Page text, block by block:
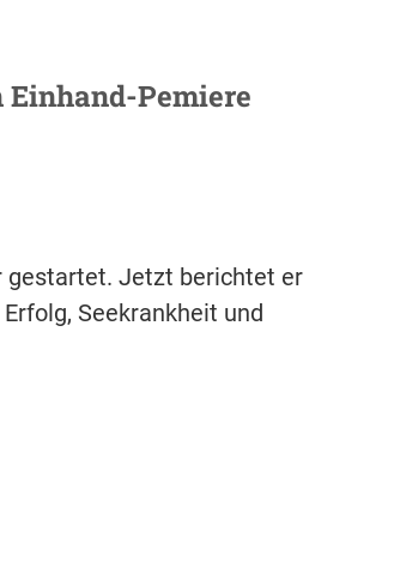
Pemiere
gestartet. Jetzt berichtet er
Seekrankheit und